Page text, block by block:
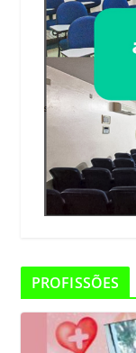
PROFISSÕES